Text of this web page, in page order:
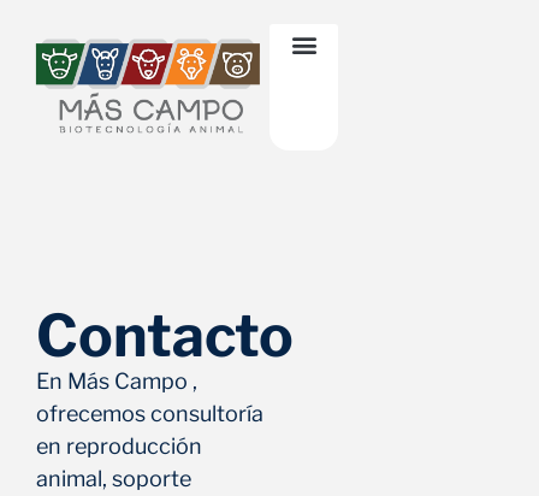
Contacto
En Más Campo ,
ofrecemos consultoría
en reproducción
animal, soporte